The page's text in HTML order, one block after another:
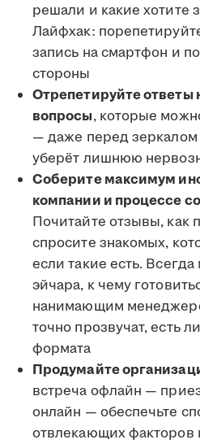
решали и какие хотите
Лайфхак:
запись на смартфон и
стороны
Отрепетируйте ответы
вопросы, которые
— даже перед
уберёт лишнюю
Соберите максимум
компании и процессе
Почитайте отзывы, как
спросите знакомых,
если такие есть.
эйчара, к чему
нанимающим
точно прозвучат, есть
формата
Продумайте
встреча офлайн —
онлайн — обеспечьте
отвлекающих факторов